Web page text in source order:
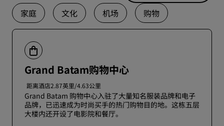
家庭 文化 机场 购物
Grand Batam购物中心
距离酒店2.87英里/4.63公里
Grand Batam 购物中心入驻了大量知名服装品牌和电子
品牌，已迅速成为时尚买手的热门购物目的地。这栋五层
大楼内还开设了电影院和餐厅。